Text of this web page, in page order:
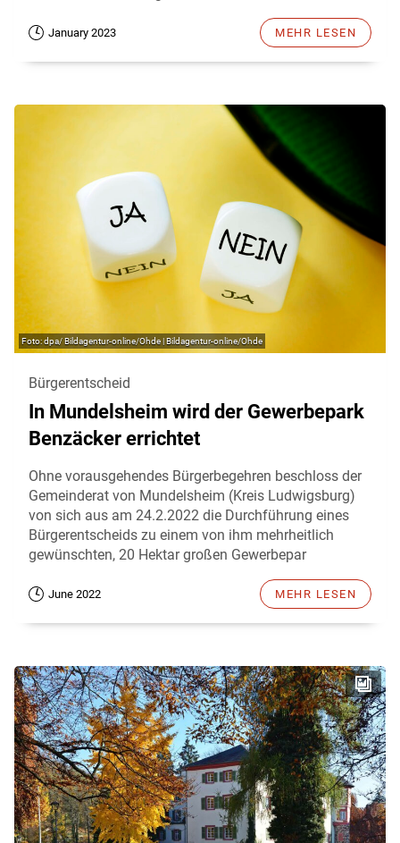
January 2023 MEHR LESEN
dpa/ Bildagentur-online/Ohde | Bildagentur-online/Ohde
Bürgerentscheid
In Mundelsheim wird der Gewerbepark
Benzäcker errichtet
Ohne vorausgehendes Bürgerbegehren beschloss der
Gemeinderat von Mundelsheim (Kreis Ludwigsburg)
von sich aus am 24.2.2022 die Durchführung eines
Bürgerentscheids zu einem von ihm mehrheitlich
gewünschten, 20 Hektar großen Gewerbepar
June 2022 MEHR LESEN